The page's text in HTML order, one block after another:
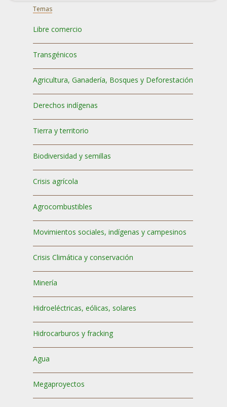
Temas
Libre comercio
Transgénicos
Agricultura, Ganadería, Bosques y Deforestación
Derechos indígenas
Tierra y territorio
Biodiversidad y semillas
Crisis agrícola
Agrocombustibles
Movimientos sociales, indígenas y campesinos
Crisis Climática y conservación
Minería
Hidroeléctricas, eólicas, solares
Hidrocarburos y fracking
Agua
Megaproyectos